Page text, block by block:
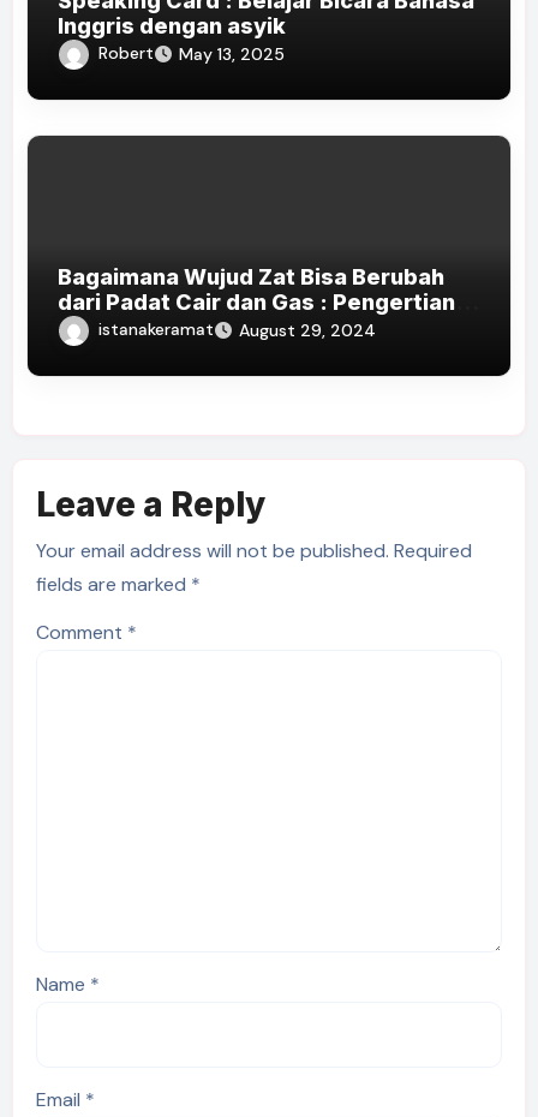
Inggris dengan asyik
Robert May 13, 2025
Bagaimana Wujud Zat Bisa Berubah
dari Padat Cair dan Gas : Pengertian
dan Proses Terjadinya
istanakeramat August 29, 2024
Leave a Reply
Your email address will not be published. Required
fields are marked *
Comment *
Name *
Email *